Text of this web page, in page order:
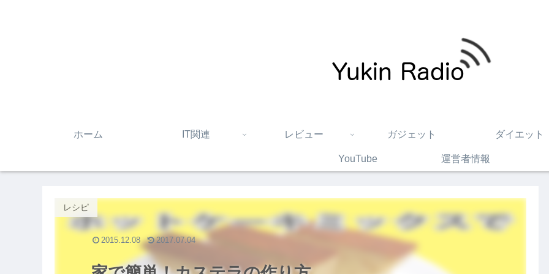
ホーム IT関連 レビュー ガジェット ダイエット
YouTube 運営者情報
レシピ
2015.12.08 2017.07.04